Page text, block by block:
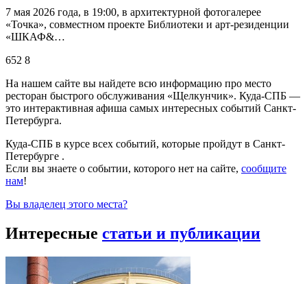
7 мая 2026 года, в 19:00, в архитектурной фотогалерее
«Точка», совместном проекте Библиотеки и арт-резиденции
«ШКАФ&…
652 8
На нашем сайте вы найдете всю информацию про место
ресторан быстрого обслуживания «Щелкунчик». Куда-СПБ —
это интерактивная афиша самых интересных событий Санкт-
Петербурга.
Куда-СПБ в курсе всех событий, которые пройдут в Санкт-
Петербурге .
Если вы знаете о событии, которого нет на сайте, сообщите
нам!
Вы владелец этого места?
Интересные статьи и публикации